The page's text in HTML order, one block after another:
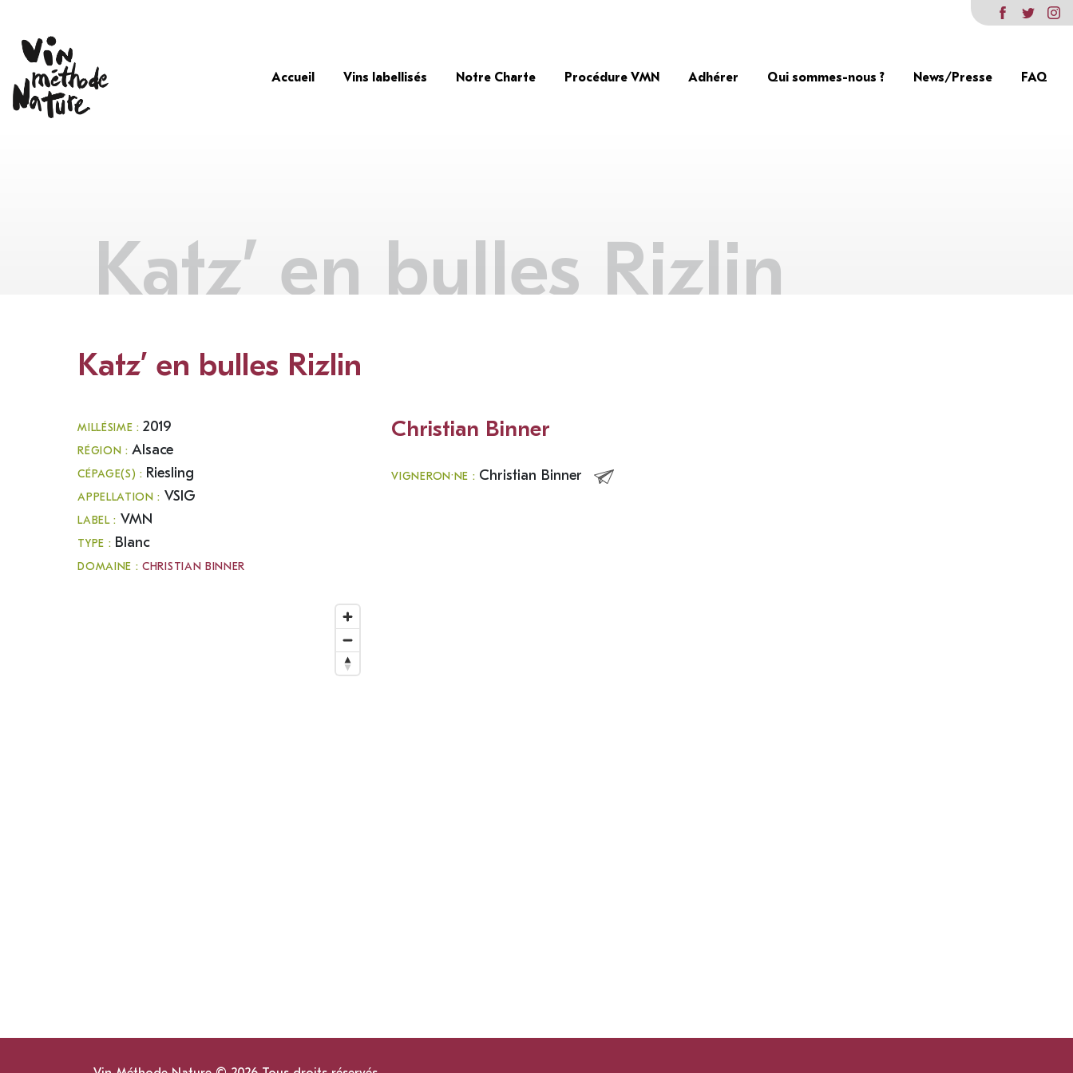
Accueil Vins labellisés Notre Charte Procédure VMN Adhérer Qui sommes-nous ? News/Presse FAQ
Katz’ en bulles Rizlin
Katz’ en bulles Rizlin
MILLÉSIME :2019
RÉGION :Alsace
CÉPAGE(S) : Riesling
APPELLATION : VSIG
LABEL : VMN
TYPE : Blanc
DOMAINE :CHRISTIAN BINNER
Christian Binner
VIGNERON·NE : Christian Binner